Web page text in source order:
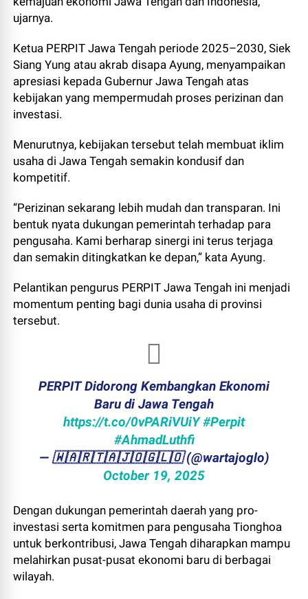
ujarnya.
Ketua PERPIT Jawa Tengah periode 2025–2030, Siek
Siang Yung atau akrab disapa Ayung, menyampaikan
apresiasi kepada Gubernur Jawa Tengah atas
kebijakan yang mempermudah proses perizinan dan
investasi.
Menurutnya, kebijakan tersebut telah membuat iklim
usaha di Jawa Tengah semakin kondusif dan
kompetitif.
“Perizinan sekarang lebih mudah dan transparan. Ini
bentuk nyata dukungan pemerintah terhadap para
pengusaha. Kami berharap sinergi ini terus terjaga
dan semakin ditingkatkan ke depan,” kata Ayung.
Pelantikan pengurus PERPIT Jawa Tengah ini menjadi
momentum penting bagi dunia usaha di provinsi
tersebut.
PERPIT Didorong Kembangkan Ekonomi
Baru di Jawa Tengah
https://t.co/0vPARiVUiY #Perpit
#AhmadLuthfi
— ​🇼​​🇦​​🇷​​🇹​​🇦​​🇯​​🇴​​🇬​​🇱​​🇴 (@wartajoglo)
October 19, 2025
Dengan dukungan pemerintah daerah yang pro-
investasi serta komitmen para pengusaha Tionghoa
untuk berkontribusi, Jawa Tengah diharapkan mampu
melahirkan pusat-pusat ekonomi baru di berbagai
wilayah.